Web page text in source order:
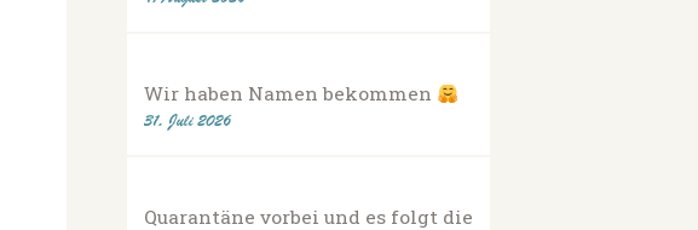
Wir haben Namen bekommen
31. Juli 2026
Quarantäne vorbei und es folgt die